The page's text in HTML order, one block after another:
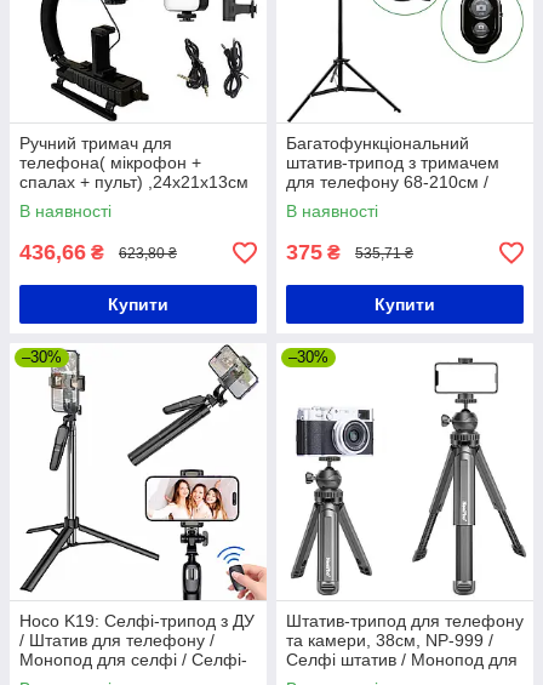
Ручний тримач для
телефона( мікрофон +
спалах + пульт) ,24х21х13см
/ Стабілізатор для
відеозйомки
В наявності
436,66 ₴ 623,80 ₴
Купити
Багатофункціональний
штатив-трипод з тримачем
для телефону 68-210см /
Тренога-журавель /
Телескопічний штатив
В наявності
375 ₴ 535,71 ₴
Купити
–30%
Hoco K19: Селфі-трипод з ДУ
/ Штатив для телефону /
Монопод для селфі / Селфі-
палиця
–30%
Штатив-трипод для телефону
та камери, 38см, NP-999 /
Селфі штатив / Монопод для
зйомки